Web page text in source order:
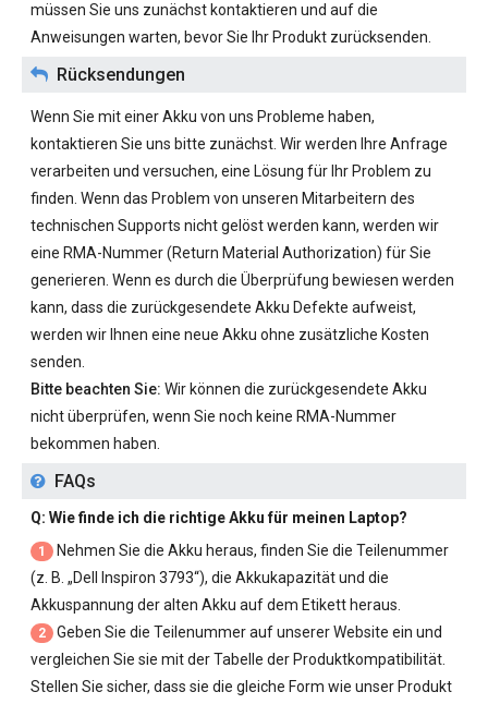
müssen Sie uns zunächst kontaktieren und auf die
Anweisungen warten, bevor Sie Ihr Produkt zurücksenden.
Rücksendungen
Wenn Sie mit einer Akku von uns Probleme haben,
kontaktieren Sie uns bitte zunächst. Wir werden Ihre Anfrage
verarbeiten und versuchen, eine Lösung für Ihr Problem zu
finden. Wenn das Problem von unseren Mitarbeitern des
technischen Supports nicht gelöst werden kann, werden wir
eine RMA-Nummer (Return Material Authorization) für Sie
generieren. Wenn es durch die Überprüfung bewiesen werden
kann, dass die zurückgesendete Akku Defekte aufweist,
werden wir Ihnen eine neue Akku ohne zusätzliche Kosten
senden.
Bitte beachten Sie: Wir können die zurückgesendete Akku
nicht überprüfen, wenn Sie noch keine RMA-Nummer
bekommen haben.
FAQs
Q: Wie finde ich die richtige Akku für meinen Laptop?
1
Nehmen Sie die Akku heraus, finden Sie die Teilenummer
(z. B. „Dell Inspiron 3793“), die Akkukapazität und die
Akkuspannung der alten Akku auf dem Etikett heraus.
2
Geben Sie die Teilenummer auf unserer Website ein und
vergleichen Sie sie mit der Tabelle der Produktkompatibilität.
Stellen Sie sicher, dass sie die gleiche Form wie unser Produkt